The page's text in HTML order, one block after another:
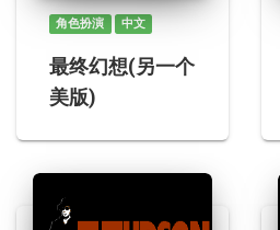
角色扮演 中文
最终幻想(另一个
美版)